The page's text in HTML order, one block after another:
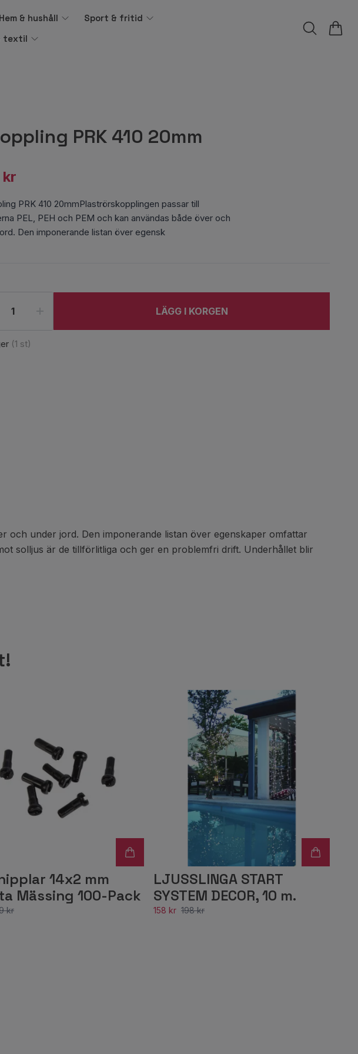
Hem & hushåll
Sport & fritid
textil
PRK 410 20mm
PRK 410 20mmPlaströrskopplingen passar till
PEL, PEH och PEM och kan användas både över och
Den imponerande listan över egensk
LÄGG I KORGEN
(1 st)
och under jord. Den imponerande listan över egenskaper omfattar
solljus är de tillförlitliga och ger en problemfri drift. Underhållet blir
14x2 mm
Mässing 100-Pack
kr
LJUSSLINGA START
SYSTEM DECOR, 10 m.
158 kr 198 kr